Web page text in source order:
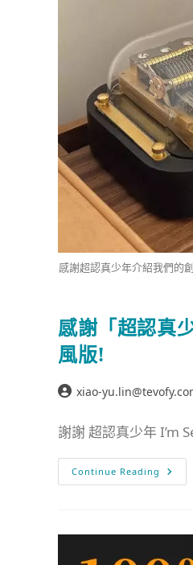
感謝超認真少年介紹我們的
感謝「超認真
風版!
xiao-
謝謝 超認真少年 I’m
Continue Reading